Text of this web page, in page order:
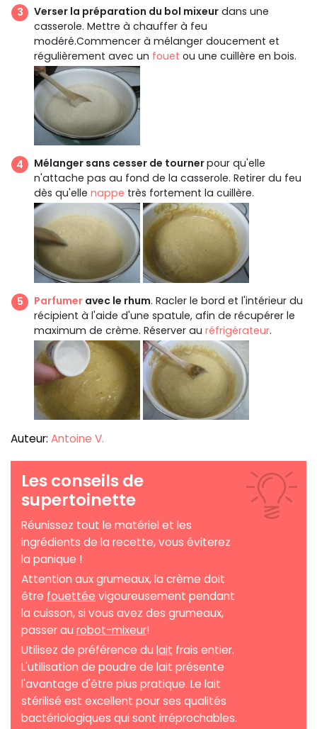
Verser la préparation du bol mixeur dans une
casserole. Mettre à chauffer à feu
modéré.Commencer à mélanger doucement et
régulièrement avec un fouet ou une cuillère en bois.
Mélanger sans cesser de tournerpour qu'elle
n'attache pas au fond de la casserole. Retirer du feu
dès qu'elle nappe très fortement la cuillère.
Parfumer avec le rhum. Racler le bord et l'intérieur du
récipient à l'aide d'une spatule, afin de récupérer le
maximum de crème. Réserver au réfrigérateur.
Auteur: Antoine V.
Les conseils de
supertoinette
Réunissez tout le matériel et les
ingrédients de la recette, vous éviterez
la panique !
Attention aux grumeaux, la crème doit
être fouettée vigoureusement pendant
la cuisson, si vous avez des grumeaux,
passer au robot-mixeur!
Utilisez de préférence du lait frais entier.
L'utilisation de poudre de lait présente
l'avantage d'être plus pratique. Le lait
stérilisé est excellent pour ses qualités
bactériologiques qui sont irréprochables.